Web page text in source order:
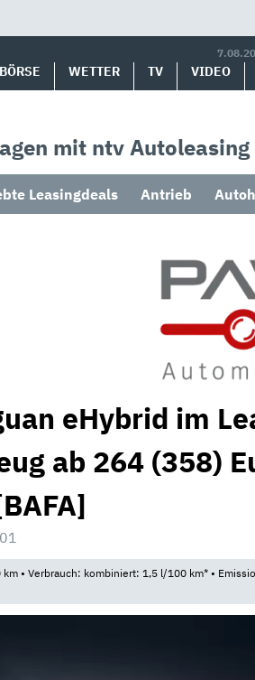
BÖRSE WETTER TV VIDEO
mit ntv Autoleasing
Leasingdeals Antrieb
eHybrid im
ab 264 (358)
• Verbrauch: kombiniert: 1,5 l/100 km* •